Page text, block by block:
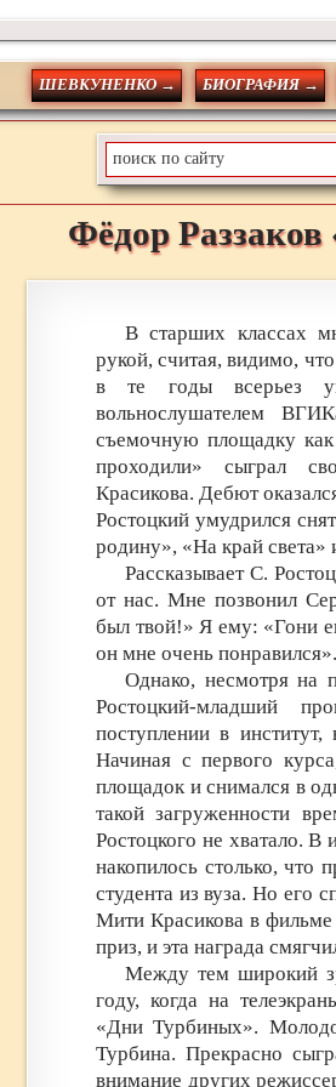
ШЕВКУНЕНКО → БИОГРАФИЯ →
Фёдор Раззаков
В старших классах
рукой, считая, видимо,
в те годы всерьез
вольнослушателем
съемочную площадку
проходили» сыграл
Красикова. Дебют
Ростоцкий умудрился
родину», «На край
Рассказывает С.
от нас. Мне позвонил
был твой!» Я ему: «Гони
он мне очень понравился».
Однако, несмотря на
Ростоцкий-младший
поступлении в
Начиная с первого
площадок и снимался в
такой загруженности
Ростоцкого не хватало. В
накопилось столько, что
студента из вуза. Но его
Мити Красикова в
приз, и эта награда
Между тем широкий
году, когда на
«Дни Турбиных».
Турбина. Прекрасно
внимание других